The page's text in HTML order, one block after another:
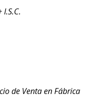
de Venta en Fábrica